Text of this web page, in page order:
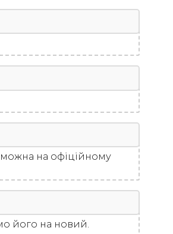
можна на офіційному
його на новий.